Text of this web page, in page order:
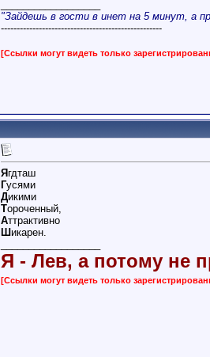
"Зайдешь в гости в инет на 5 минут, а
---------------------------------------------------
[Ссылки могут видеть только
Ягдташ
Гусями
Дикими
Тороченный,
Аттрактивно
Шикарен.
Я - Лев, а потому не
[Ссылки могут видеть только